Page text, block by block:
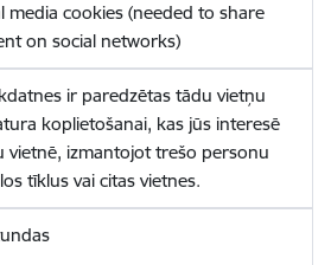
media cookies (needed to share
on social networks)
ir paredzētas tādu vietņu
koplietošanai, kas jūs interesē
vietnē, izmantojot trešo personu
tīklus vai citas vietnes.